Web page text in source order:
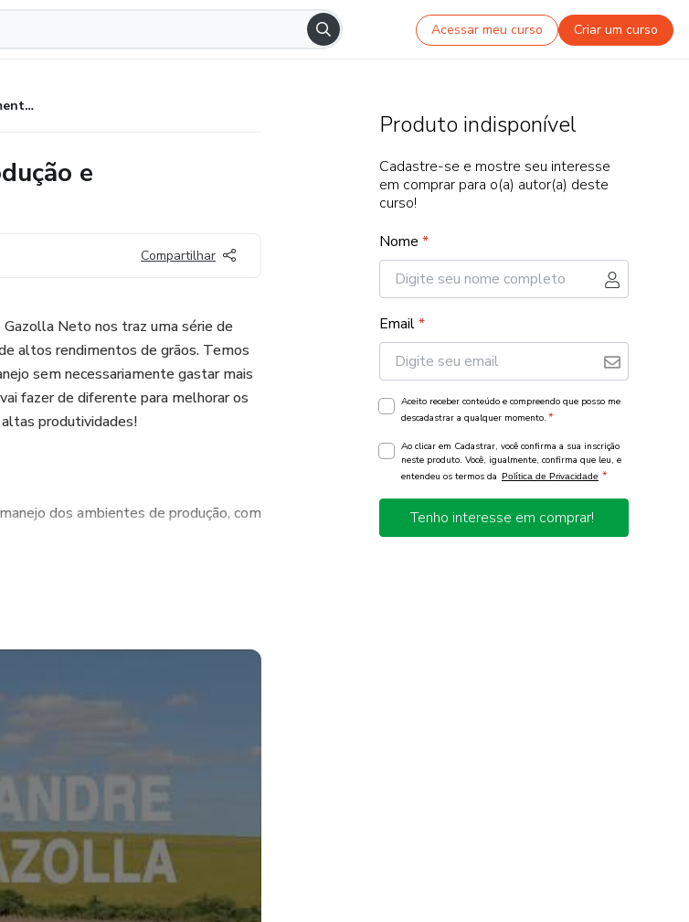
Acessar meu curso Criar um curso
Qualidade de Sementes, Ambiente de Produção e Plantabilidade
e
Compartilhar
Neto nos traz uma série de
altos rendimentos de grãos. Temos
sem necessariamente gastar mais
fazer de diferente para melhorar os
produtividades!
dos ambientes de produção, com
limitações de manejo da lavoura,
as vídeo-aulas
Produto indisponível
Cadastre-se e mostre seu interesse
em comprar para o(a) autor(a) deste
curso!
Nome *
Email*
Aceito receber conteúdo e compreendo que posso me
descadastrar a qualquer momento. *
Ao clicar em Cadastrar, você confirma a sua inscrição
neste produto. Você, igualmente, confirma que leu, e
entendeu os termos da Política de Privacidade *
Tenho interesse em comprar!